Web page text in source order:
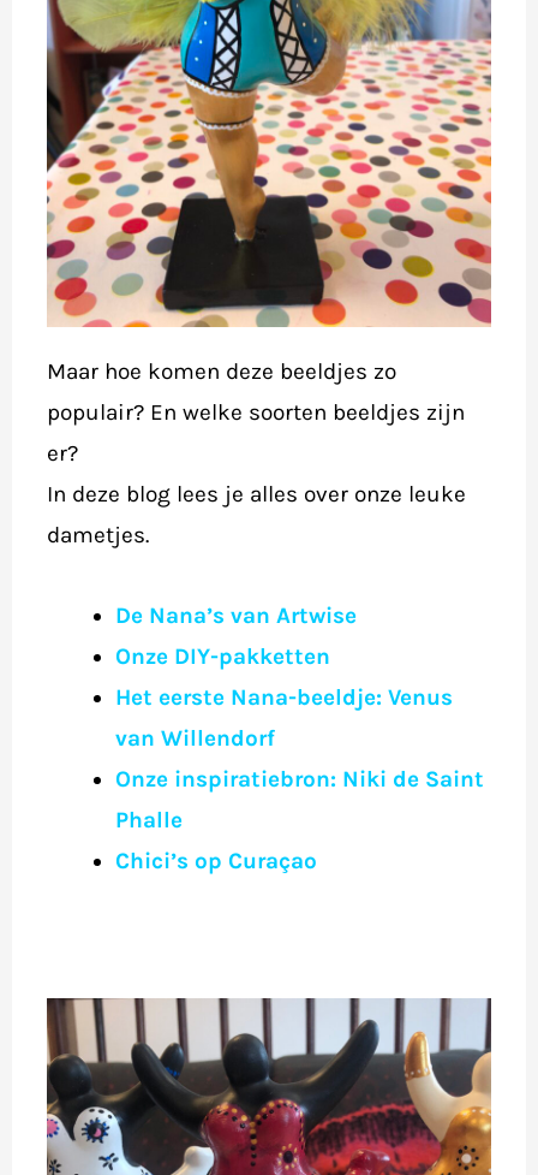
Maar hoe komen deze beeldjes zo
populair? En welke soorten beeldjes zijn
er?
In deze blog lees je alles over onze leuke
dametjes.
De Nana’s van Artwise
Onze DIY-pakketten
Het eerste Nana-beeldje: Venus
van Willendorf
Onze inspiratiebron: Niki de Saint
Phalle
Chici’s op Curaçao